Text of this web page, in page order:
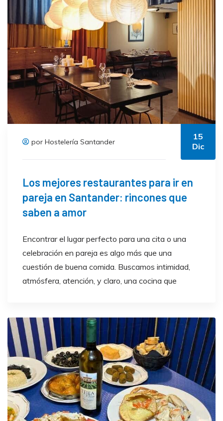
por Hostelería Santander
15
Dic
Los mejores restaurantes para ir en
pareja en Santander: rincones que
saben a amor
Encontrar el lugar perfecto para una cita o una
celebración en pareja es algo más que una
cuestión de buena comida. Buscamos intimidad,
atmósfera, atención, y claro, una cocina que